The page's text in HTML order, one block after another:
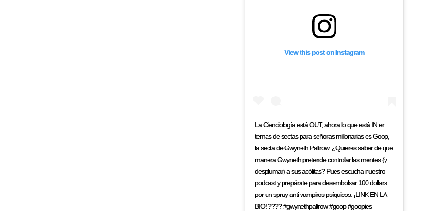
View this post on Instagram
La Cienciología está OUT, ahora lo que está IN en
temas de sectas para señoras millonarias es Goop,
la secta de Gwyneth Paltrow. ¿Quieres saber de qué
manera Gwyneth pretende controlar las mentes (y
desplumar) a sus acólitas? Pues escucha nuestro
podcast y prepárate para desembolsar 100 dollars
por un spray anti vampiros psíquicos. ¡LINK EN LA
BIO! ???? #gwynethpaltrow #goop #goopies